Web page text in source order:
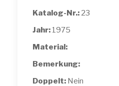
Katalog-Nr.: 23
Jahr: 1975
Material:
Bemerkung:
Doppelt: Nein